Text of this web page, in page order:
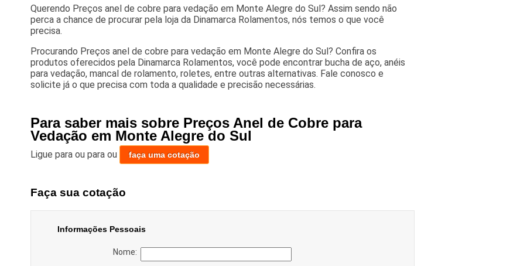
Querendo Preços anel de cobre para vedação em Monte Alegre do Sul? Assim sendo não
perca a chance de procurar pela loja da Dinamarca Rolamentos, nós temos o que você
precisa.
Procurando Preços anel de cobre para vedação em Monte Alegre do Sul? Confira os
produtos oferecidos pela Dinamarca Rolamentos, você pode encontrar bucha de aço, anéis
para vedação, mancal de rolamento, roletes, entre outras alternativas. Fale conosco e
solicite já o que precisa com toda a qualidade e precisão necessárias.
Para saber mais sobre Preços Anel de Cobre para
Vedação em Monte Alegre do Sul
Ligue para ou para ou faça uma cotação
Faça sua cotação
Informações Pessoais
Nome: